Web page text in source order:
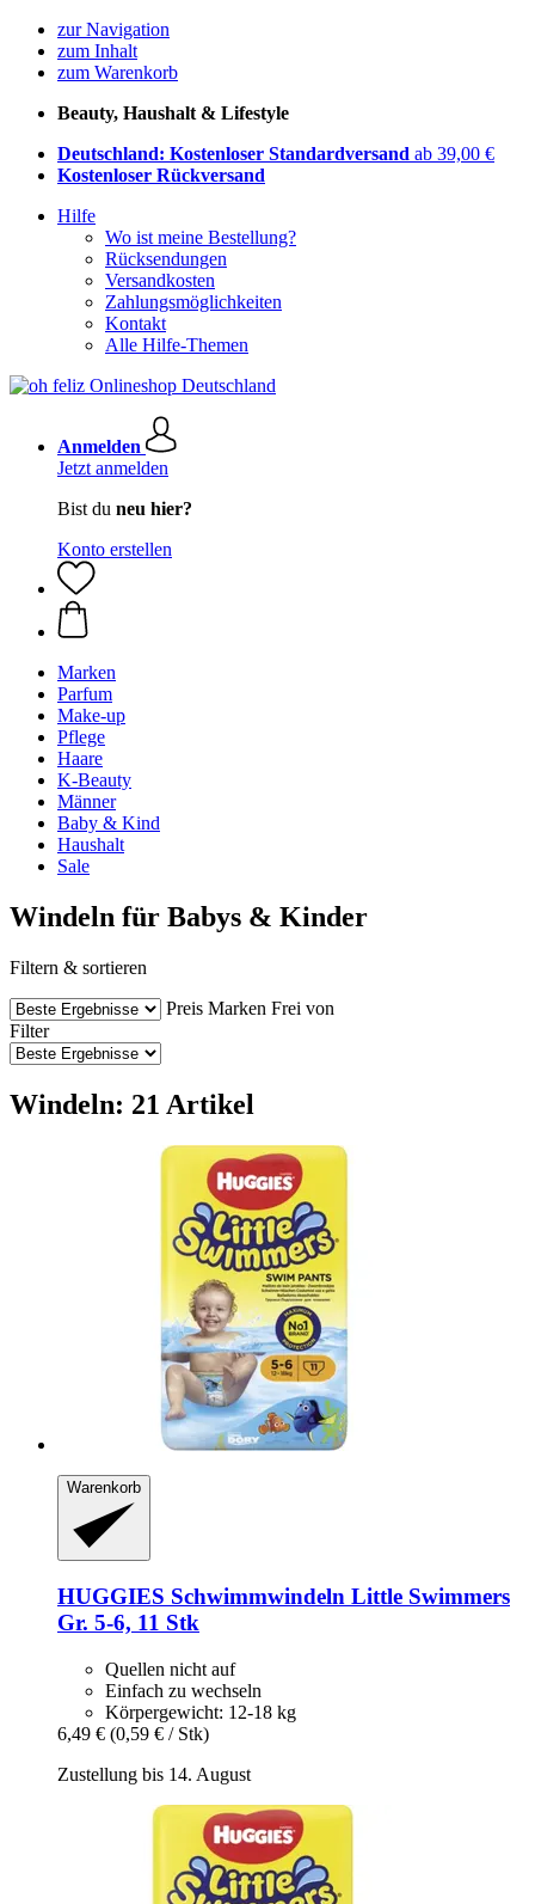
zur Navigation
zum Inhalt
zum Warenkorb
Beauty, Haushalt & Lifestyle
Deutschland: Kostenloser Standardversand ab 39,00 €
Kostenloser Rückversand
Hilfe
Wo ist meine Bestellung?
Rücksendungen
Versandkosten
Zahlungsmöglichkeiten
Kontakt
Alle Hilfe-Themen
Anmelden
Jetzt anmelden
Bist du neu hier?
Konto erstellen
Marken
Parfum
Make-up
Pflege
Haare
K-Beauty
Männer
Baby & Kind
Haushalt
Sale
Windeln für Babys & Kinder
Filtern & sortieren
Preis Marken Frei von
Filter
Windeln: 21 Artikel
Warenkorb
HUGGIES Schwimmwindeln Little Swimmers
Gr. 5-​6, 11 Stk
Quellen nicht auf
Einfach zu wechseln
Körpergewicht: 12-18 kg
6,49 € (0,59 € / Stk)
Zustellung bis 14. August